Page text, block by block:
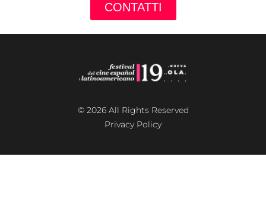
CONTATTI
© 2026 All Rights Reserved
Privacy Policy